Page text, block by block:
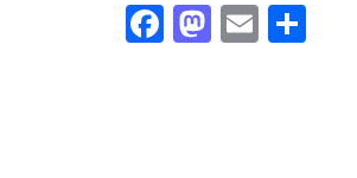
Facebook
Mastodon
Email